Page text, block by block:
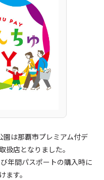
は那覇市プレミアム付デ
扱店となりました。
年間パスポートの購入時に
ます。